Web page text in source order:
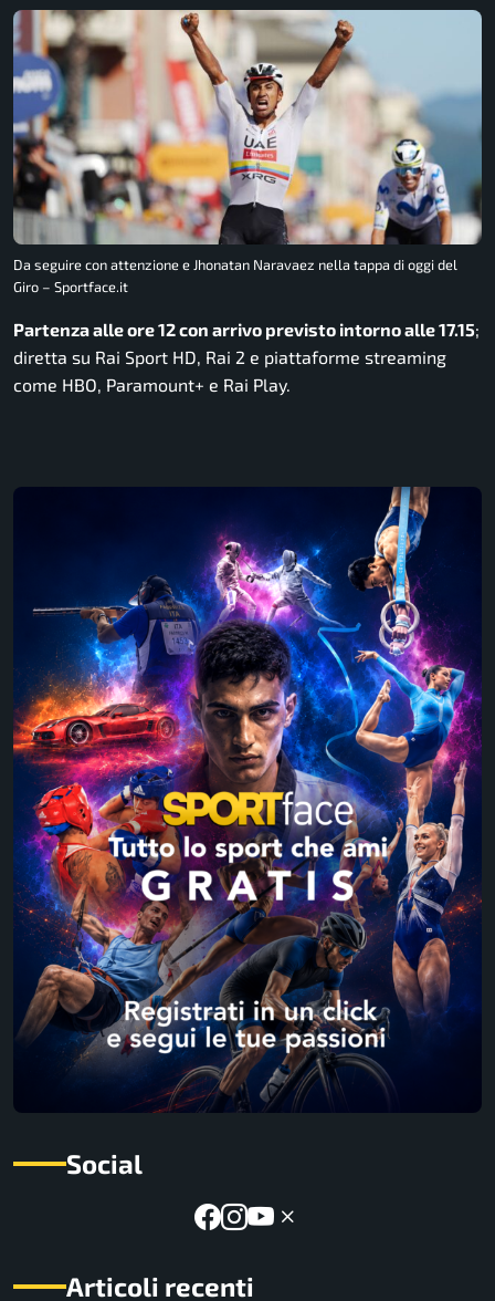
Da seguire con attenzione e Jhonatan Naravaez nella tappa di oggi del
Giro – Sportface.it
Partenza alle ore 12 con arrivo previsto intorno alle 17.15;
diretta su Rai Sport HD, Rai 2 e piattaforme streaming
come HBO, Paramount+ e Rai Play.
Social
Articoli recenti